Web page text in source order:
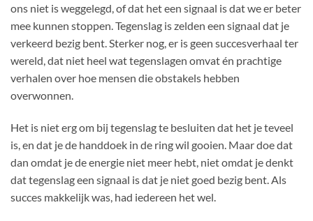
ons niet is weggelegd, of dat het een signaal is dat we er beter
mee kunnen stoppen. Tegenslag is zelden een signaal dat je
verkeerd bezig bent. Sterker nog, er is geen succesverhaal ter
wereld, dat niet heel wat tegenslagen omvat én prachtige
verhalen over hoe mensen die obstakels hebben
overwonnen.
Het is niet erg om bij tegenslag te besluiten dat het je teveel
is, en dat je de handdoek in de ring wil gooien. Maar doe dat
dan omdat je de energie niet meer hebt, niet omdat je denkt
dat tegenslag een signaal is dat je niet goed bezig bent. Als
succes makkelijk was, had iedereen het wel.